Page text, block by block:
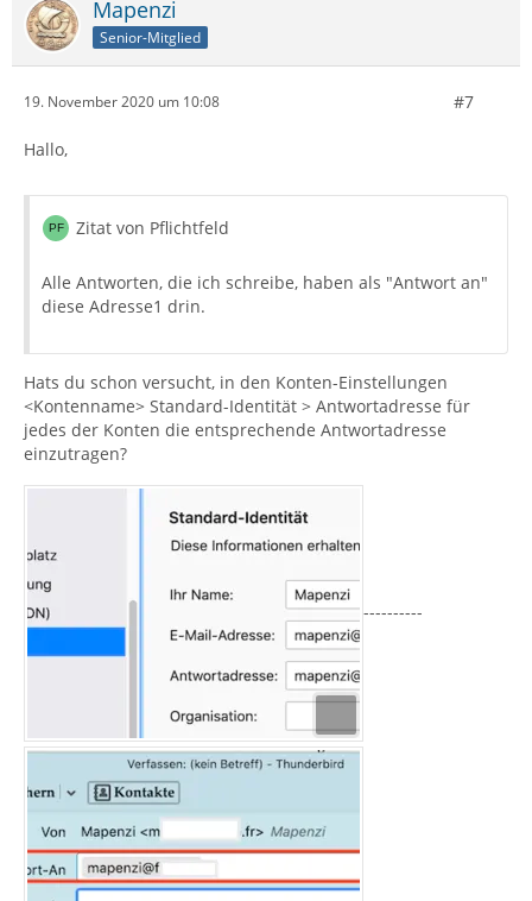
Mapenzi
Senior-Mitglied
19. November 2020 um 10:08 #7
Hallo,
Zitat von Pflichtfeld
Alle Antworten, die ich schreibe, haben als "Antwort an"
diese Adresse1 drin.
Hats du schon versucht, in den Konten-Einstellungen
<Kontenname> Standard-Identität > Antwortadresse für
jedes der Konten die entsprechende Antwortadresse
einzutragen?
----------